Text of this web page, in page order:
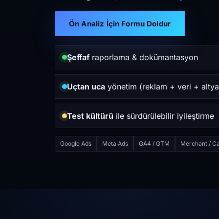
Ön Analiz İçin Formu Doldur
Şeffafraporlama & dokümantasyon
Uçtan uca yönetim (reklam + veri +
Test kültürü ile sürdürülebilir iyileştirme
Google Ads Meta Ads GA4 / GTM Merchant /